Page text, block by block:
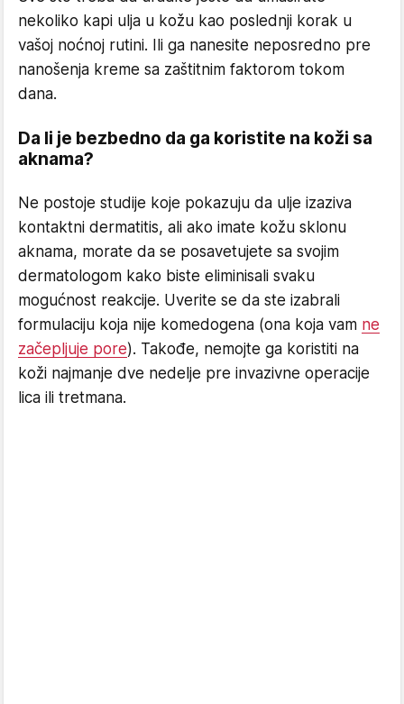
nekoliko kapi ulja u kožu kao poslednji korak u
vašoj noćnoj rutini. Ili ga nanesite neposredno pre
nanošenja kreme sa zaštitnim faktorom tokom
dana.
Da li je bezbedno da ga koristite na koži sa
aknama?
Ne postoje studije koje pokazuju da ulje izaziva
kontaktni dermatitis, ali ako imate kožu sklonu
aknama, morate da se posavetujete sa svojim
dermatologom kako biste eliminisali svaku
mogućnost reakcije. Uverite se da ste izabrali
formulaciju koja nije komedogena (ona koja vam ne
začepljuje pore). Takođe, nemojte ga koristiti na
koži najmanje dve nedelje pre invazivne operacije
lica ili tretmana.